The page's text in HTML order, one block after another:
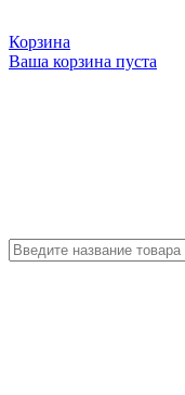
Корзина
Ваша корзина пуста